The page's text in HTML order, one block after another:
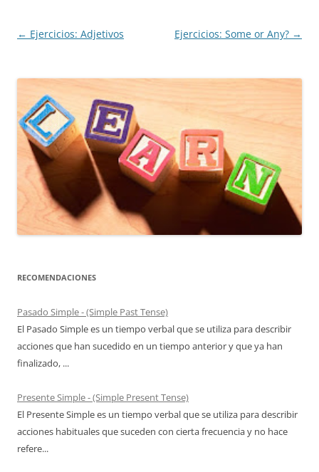
Navegación
← Ejercicios: Adjetivos Ejercicios: Some or Any? →
RECOMENDACIONES
Pasado Simple - (Simple Past Tense)
El Pasado Simple es un tiempo verbal que se utiliza para describir
acciones que han sucedido en un tiempo anterior y que ya han
finalizado, ...
Presente Simple - (Simple Present Tense)
El Presente Simple es un tiempo verbal que se utiliza para describir
acciones habituales que suceden con cierta frecuencia y no hace
refere...